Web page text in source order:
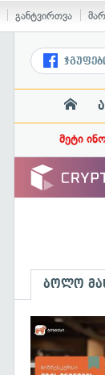
განტვირთვა
მეტი
ბოლო